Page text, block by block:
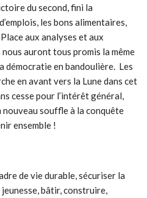
du second, fini la
les bons alimentaires,
aux analyses et aux
auront tous promis la même
démocratie en bandoulière. Les
en avant vers la Lune dans cet
cesse pour l’intérêt général,
souffle à la conquête
ensemble !
de vie durable, sécuriser la
jeunesse, bâtir, construire,